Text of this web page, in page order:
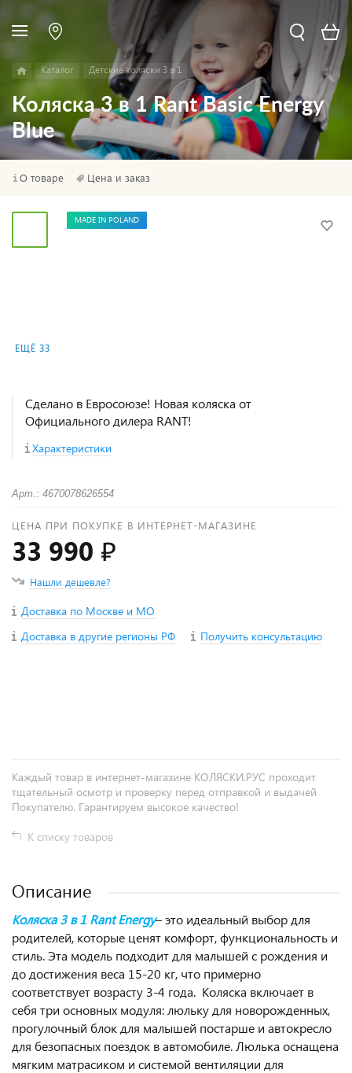
Каталог Детские коляски 3 в 1
Коляска 3 в 1 Rant Basic Energy
Blue
О товаре Цена и заказ
ЕЩЁ 33
MADE IN POLAND
Сделано в Евросоюзе! Новая коляска от
Официального дилера RANT!
Характеристики
Арт.: 4670078626554
ЦЕНА ПРИ ПОКУПКЕ В ИНТЕРНЕТ-МАГАЗИНЕ
33 990 ₽
Нашли дешевле?
Доставка по Москве и МО
Доставка в другие регионы РФ
Получить консультацию
Каждый товар в интернет-магазине КОЛЯСКИ.РУС проходит
тщательный осмотр и проверку перед отправкой и выдачей
Покупателю. Гарантируем высокое качество!
К списку товаров
Описание
Коляска 3 в 1 Rant Energy– это идеальный выбор для
родителей, которые ценят комфорт, функциональность и
стиль. Эта модель подходит для малышей с рождения и
до достижения веса 15-20 кг, что примерно
соответствует возрасту 3-4 года. Коляска включает в
себя три основных модуля: люльку для новорожденных,
прогулочный блок для малышей постарше и автокресло
для безопасных поездок в автомобиле. Люлька оснащена
мягким матрасиком и системой вентиляции для